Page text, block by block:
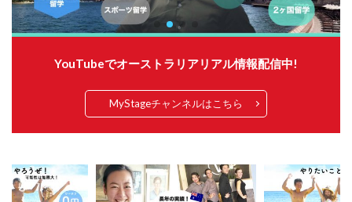
YouTubeでオーストラリアリアル情報配信中!
MyStageチャンネルはこちら